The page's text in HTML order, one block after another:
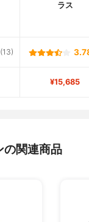
ラス
(13)
¥15,685
の関連商品